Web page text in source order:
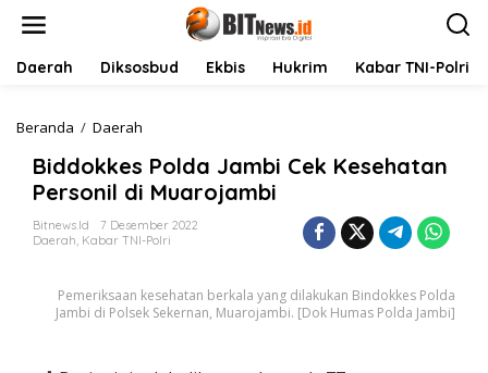
Daerah Diksosbud Ekbis Hukrim Kabar TNI-Polri
Beranda / Daerah
d
k
k
P
o
Biddokkes Polda Jambi Cek Kesehatan
Personil di Muarojambi
Bitnews.id
7 Desember 2022
Daerah, Kabar TNI-Polri
Pemeriksaan kesehatan berkala yang dilakukan Bindokkes Polda
Jambi di Polsek Sekernan, Muarojambi. [Dok Humas Polda Jambi]